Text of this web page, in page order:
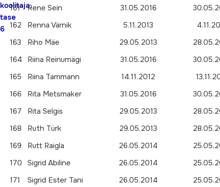
koolitaja,
tase
6
161
Rene Sein 31.05.2016
162
Renna Värnik 5.11.2013
163
Riho Mäe 29.05.2013
164
Riina Reinumägi 31.05.2016
165
Riina Tammann 14.11.2012
166
Rita Metsmaker 31.05.2016
167
Rita Selgis 29.05.2013
168
Ruth Türk 29.05.2013
169
Rutt Raigla 26.05.2014
170 Sigrid Abiline 26.05.2014
171
Sigrid Ester Tani 26.05.2014